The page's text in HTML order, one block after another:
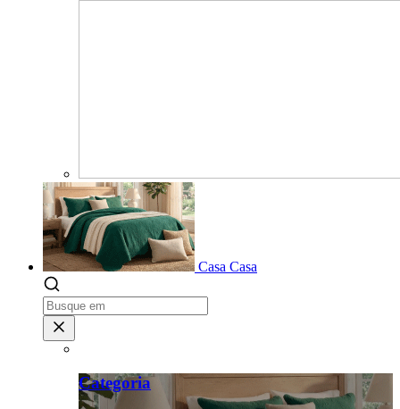
Casa Casa
Categoria